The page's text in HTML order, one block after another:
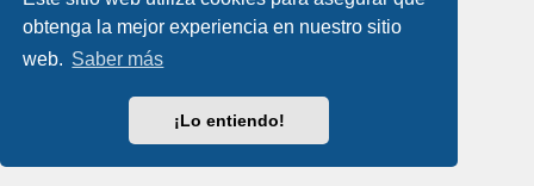
obtenga la mejor experiencia en nuestro sitio
web. Saber más
¡Lo entiendo!